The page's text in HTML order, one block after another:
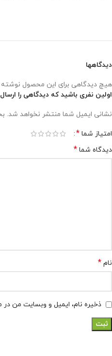
دیدگاهها
هیچ دیدگاهی برای این محصول
اولین نفری باشید که دیدگاهی را
نشانی ایمیل شما منتشر نخواهد شد.
امتیاز شما *
دیدگاه شما *
نام *
ذخیره نام، ایمیل و وبسایت من در